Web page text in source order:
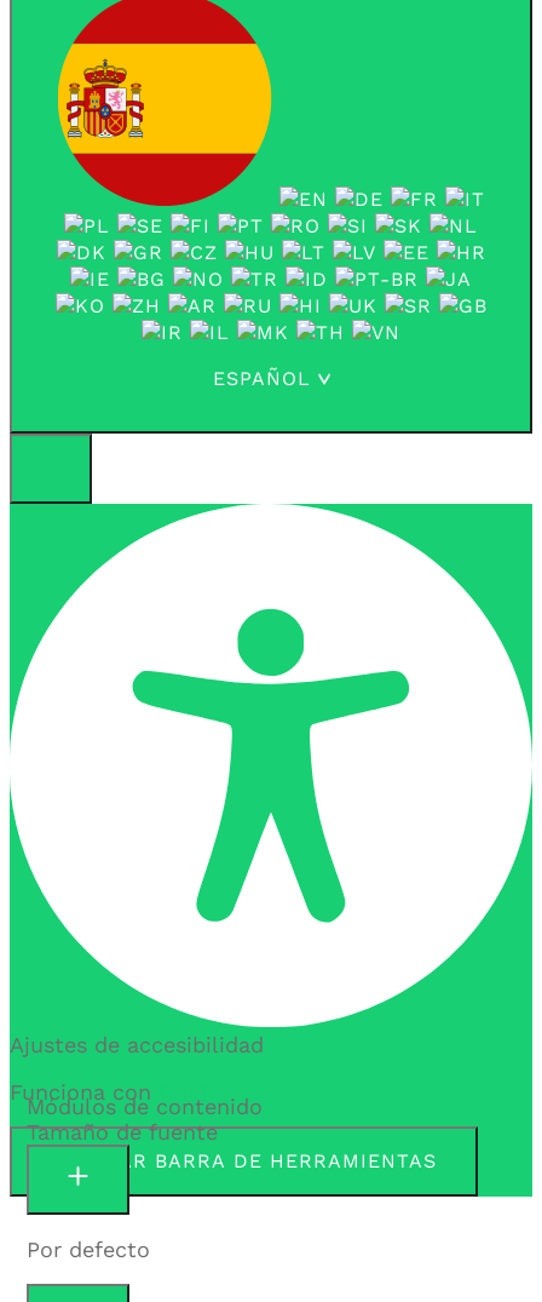
ESPAÑOL
Ajustes de accesibilidad
Funciona con
OneTap
OCULTAR BARRA DE HERRAMIENTAS
Módulos de contenido
Tamaño de fuente
Por defecto